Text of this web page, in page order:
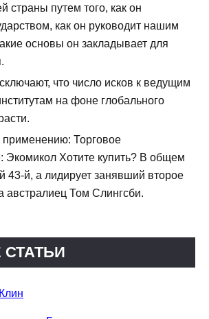
страны путем того, как он
как он руководит нашим
основы он закладывает для
что число исков к ведущим
на фоне глобального
применению: Торговое
Экомикол Хотите купить? В общем
43-й, а лидирует занявший второе
австралиец Том Слингсби.